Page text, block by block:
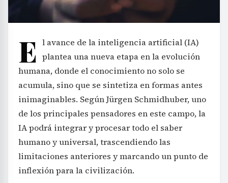
E l avance de la inteligencia artificial (IA)
plantea una nueva etapa en la evolución
humana, donde el conocimiento no solo se
acumula, sino que se sintetiza en formas antes
inimaginables. Según Jürgen Schmidhuber, uno
de los principales pensadores en este campo, la
IA podrá integrar y procesar todo el saber
humano y universal, trascendiendo las
limitaciones anteriores y marcando un punto de
inflexión para la civilización.